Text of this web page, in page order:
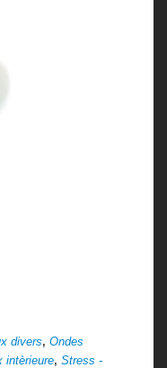
divers, Ondes
intèrieure, Stress -